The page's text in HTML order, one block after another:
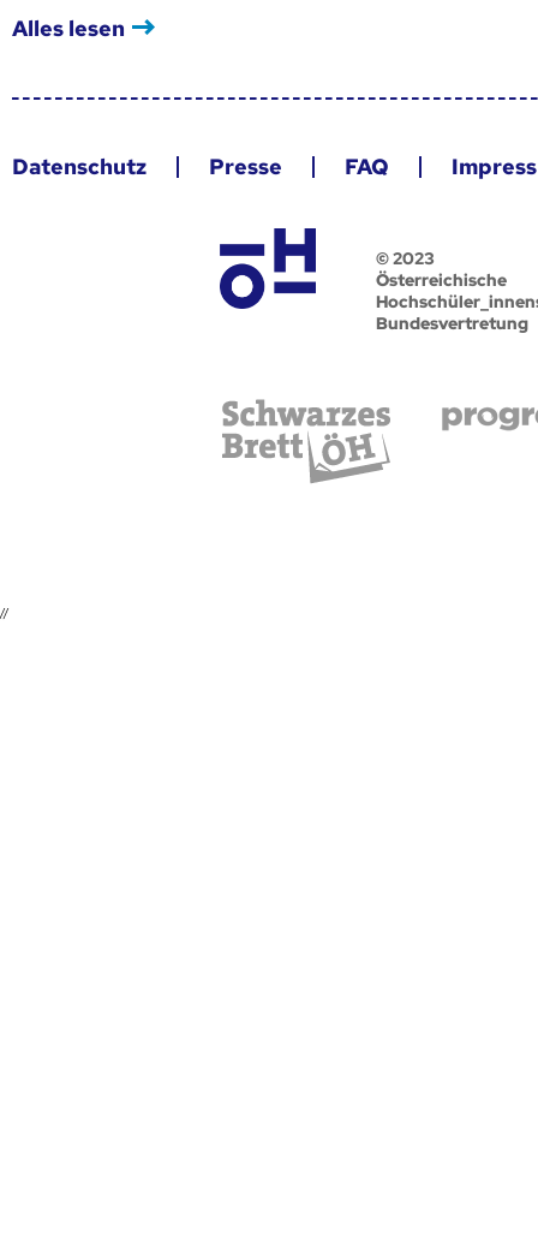
Alles lesen
Datenschutz Presse FAQ
© 2023
Österreichische
Bundesvertretung
//